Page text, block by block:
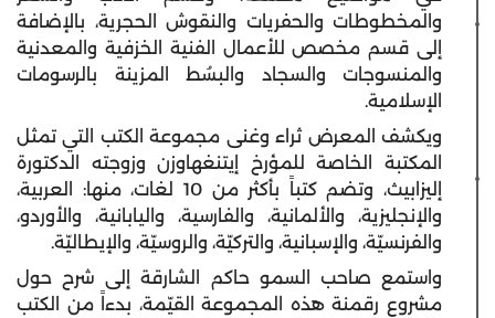
والمخطوطات والحفريات والنقوش الحجرية، بالإضافة
إلى قسم مخصص للأعمال الفنية الخزفية والمعدنية
والمنسوجات والسجاد والبسُط المزينة بالرسومات
الإسلامية.
ويكشف المعرض ثراء وغنى مجموعة الكتب التي تمثل
المكتبة الخاصة للمؤرخ إيتنغهاوزن وزوجته الدكتورة
إليزابيث، وتضم كتباً بأكثر من 10 لغات، منها: العربية،
والإنجليزية، والألمانية، والفارسية، واليابانية، والأوردو،
والفرنسيّة، والإسبانية، والتركيّة، والروسيّة، والإيطاليّة.
واستمع صاحب السمو حاكم الشارقة إلى شرح حول
مشروع رقمنة هذه المجموعة القيّمة، بدءاً من الكتب